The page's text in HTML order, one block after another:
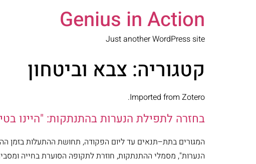
Genius in Action
Just another WordPress site
קטגוריה: צבא וביטחון
Imported from Zotero.
בחזרה לתפילת הנערות בהתנתקות: "היינו
המגורים בתת–תנאים עד ליום הפקודה, תחושת ההתעלות
הנערות", מסמלי ההתנתקות, חוזרת לתקופה הסוערת בחייה